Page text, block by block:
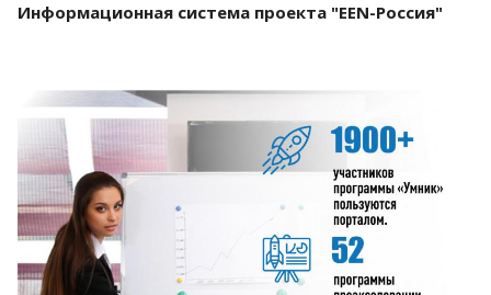
Информационная система проекта "EEN-Россия"
Смотреть проект